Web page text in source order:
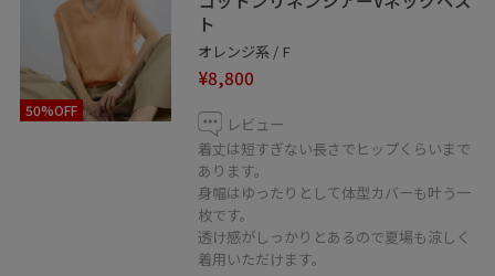
ぜひチェックしてみてください！
⚪︎Instagramはじめました！
@salonadametrope_natsu
ぜひフォローお願いします◎
コーディネートを気に入って頂けたらアイコンをクリッ
ク→"♡フォローする"を押してください！
50%OFF
ト
オレンジ系 / F
¥8,800
レビュー
着丈は短すぎない長さでヒップくらいまで
あります。
身幅はゆったりとして体型カバーも叶う一
枚です。
透け感がしっかりとあるので夏場も涼しく
着用いただけます。